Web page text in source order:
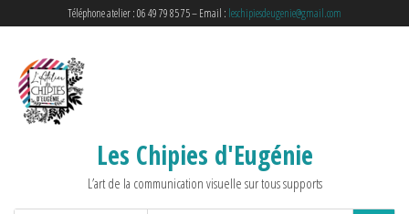
Téléphone atelier : 06 49 79 85 75 – Email : leschipiesdeugenie@gmail.com
Les Chipies d'Eugénie
L’art de la communication visuelle sur tous supports